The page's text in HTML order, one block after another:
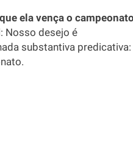
que ela vença o campeonato
Nosso desejo é
substantiva predicativa: